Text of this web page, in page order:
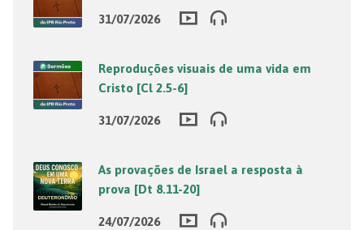
31/07/2026
Reproduções visuais de uma vida em
Cristo [Cl 2.5-6]
31/07/2026
As provações de Israel a resposta à
prova [Dt 8.11-20]
24/07/2026